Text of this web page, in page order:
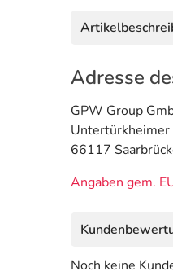
Adresse
GPW Group
66117
Angaben gem.
Noch keine